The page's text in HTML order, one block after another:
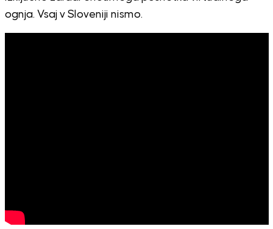
ognja. Vsaj v Sloveniji nismo.